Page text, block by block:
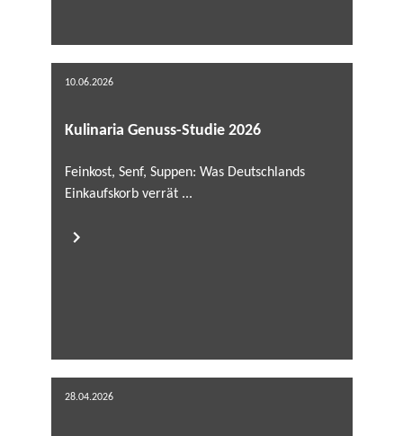
10.06.2026
Kulinaria Genuss-Studie 2026
Feinkost, Senf, Suppen: Was Deutschlands
Einkaufskorb verrät ...
28.04.2026